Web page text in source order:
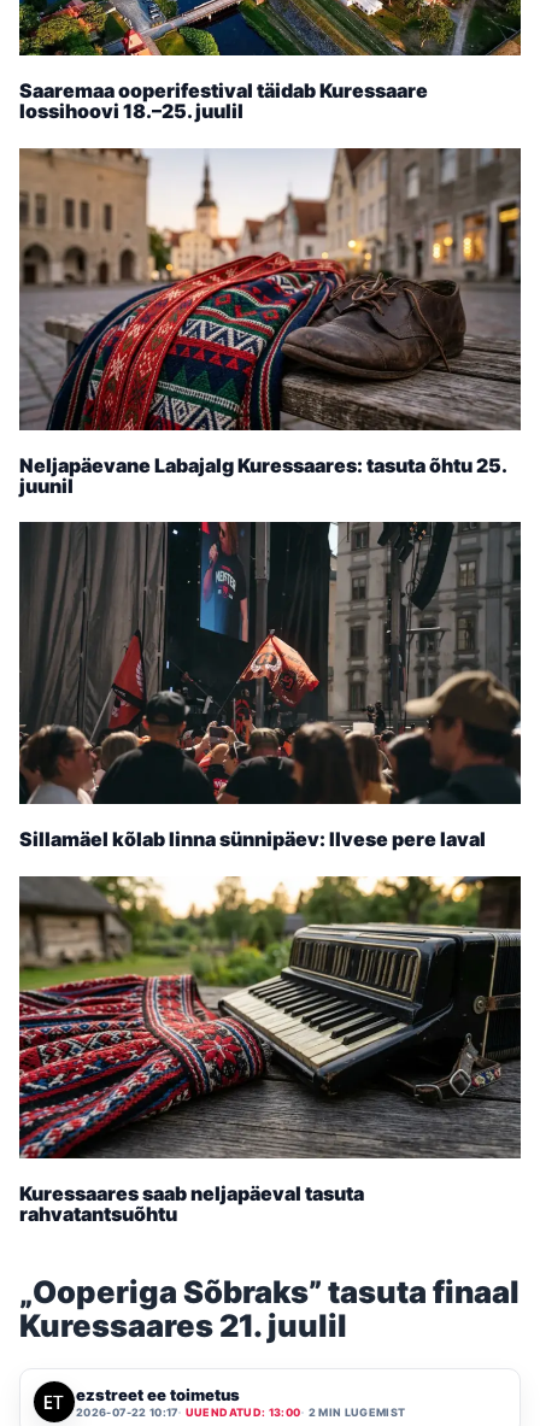
Saaremaa ooperifestival täidab Kuressaare
lossihoovi 18.–25. juulil
Neljapäevane Labajalg Kuressaares: tasuta õhtu 25.
juunil
Sillamäel kõlab linna sünnipäev: Ilvese pere laval
Kuressaares saab neljapäeval tasuta
rahvatantsuõhtu
„Ooperiga Sõbraks” tasuta finaal
Kuressaares 21. juulil
ezstreet ee toimetus
2026-07-22 10:17 UUENDATUD: 13:00 2 MIN LUGEMIST